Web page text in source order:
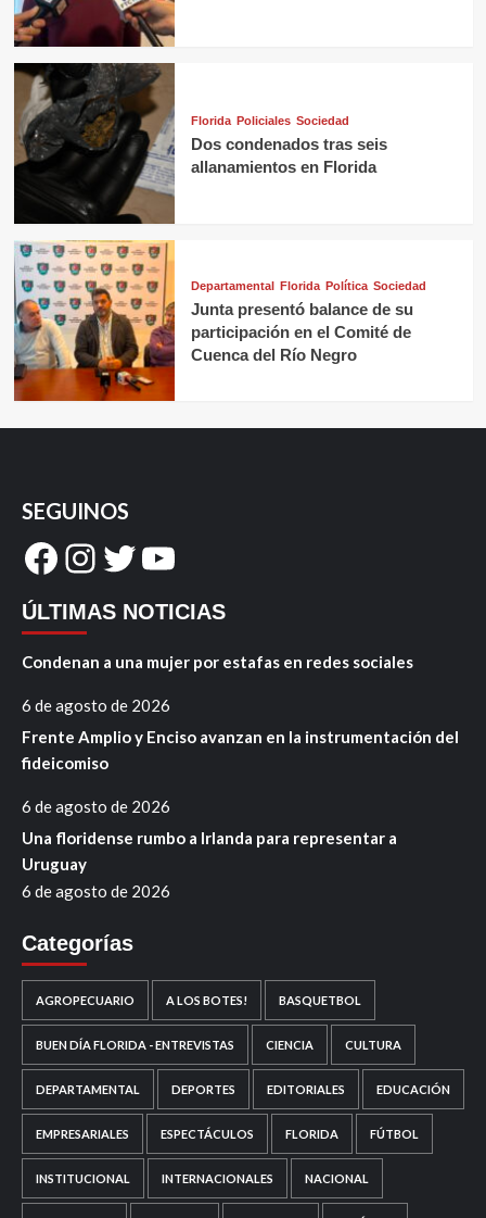
Florida Policiales Sociedad
Dos condenados tras seis
allanamientos en Florida
Departamental Florida Política Sociedad
Junta presentó balance de su
participación en el Comité de
Cuenca del Río Negro
SEGUINOS
Facebook
Instagram
Twitter
YouTube
ÚLTIMAS NOTICIAS
Condenan a una mujer por estafas en redes sociales
6 de agosto de 2026
Frente Amplio y Enciso avanzan en la instrumentación del
fideicomiso
6 de agosto de 2026
Una floridense rumbo a Irlanda para representar a
Uruguay
6 de agosto de 2026
Categorías
AGROPECUARIO A LOS BOTES! BASQUETBOL
BUEN DÍA FLORIDA - ENTREVISTAS CIENCIA CULTURA
DEPARTAMENTAL DEPORTES EDITORIALES EDUCACIÓN
EMPRESARIALES ESPECTÁCULOS FLORIDA FÚTBOL
INSTITUCIONAL INTERNACIONALES NACIONAL